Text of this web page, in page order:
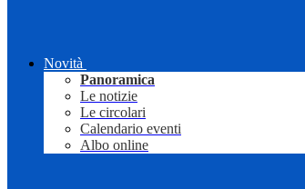
Novità
Panoramica
Le notizie
Le circolari
Calendario eventi
Albo online